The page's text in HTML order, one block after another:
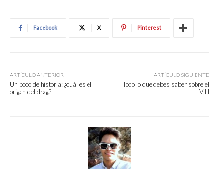
Facebook X Pinterest
ARTÍCULO ANTERIOR
Un poco de historia: ¿cuál es el
origen del drag?
ARTÍCULO SIGUIENTE
Todo lo que debes saber sobre el
VIH